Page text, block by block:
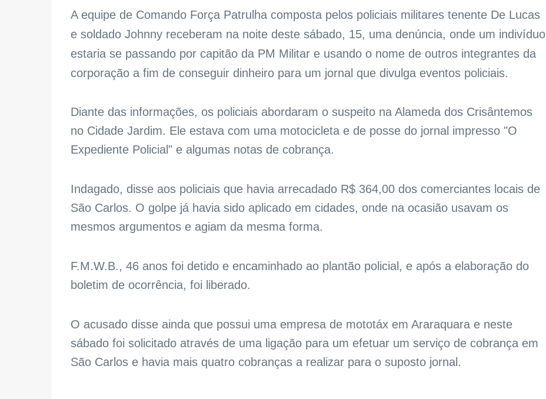
A equipe de Comando Força Patrulha composta pelos policiais militares tenente De Lucas
e soldado Johnny receberam na noite deste sábado, 15, uma denúncia, onde um indivíduo
estaria se passando por capitão da PM Militar e usando o nome de outros integrantes da
corporação a fim de conseguir dinheiro para um jornal que divulga eventos policiais.
Diante das informações, os policiais abordaram o suspeito na Alameda dos Crisântemos
no Cidade Jardim. Ele estava com uma motocicleta e de posse do jornal impresso "O
Expediente Policial" e algumas notas de cobrança.
Indagado, disse aos policiais que havia arrecadado R$ 364,00 dos comerciantes locais de
São Carlos. O golpe já havia sido aplicado em cidades, onde na ocasião usavam os
mesmos argumentos e agiam da mesma forma.
F.M.W.B., 46 anos foi detido e encaminhado ao plantão policial, e após a elaboração do
boletim de ocorrência, foi liberado.
O acusado disse ainda que possui uma empresa de mototáx em Araraquara e neste
sábado foi solicitado através de uma ligação para um efetuar um serviço de cobrança em
São Carlos e havia mais quatro cobranças a realizar para o suposto jornal.